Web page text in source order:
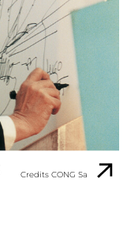
Credits CONG Sa